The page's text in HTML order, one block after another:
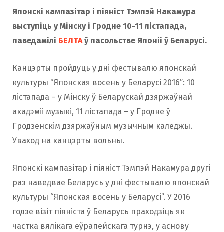
Японскі кампазітар і піяніст Тэмпэй Накамура
выступіць у Мінску і Гродне 10-11 лістапада,
паведамілі БЕЛТАў пасольстве Японіі ў Беларусі.
Канцэрты пройдуць у дні фестывалю японскай
культуры “Японская восень у Беларусі 2016”: 10
лістапада – у Мінску ў Беларускай дзяржаўнай
акадэміі музыкі, 11 лістапада – у Гродне ў
Гродзенскім дзяржаўным музычным каледжы.
Уваход на канцэрты вольны.
Японскі кампазітар і піяніст Тэмпэй Накамура другі
раз наведвае Беларусь у дні фестывалю японскай
культуры “Японская восень у Беларусі”. У 2016
годзе візіт піяніста ў Беларусь праходзіць як
частка вялікага еўрапейскага турнэ, у аснову